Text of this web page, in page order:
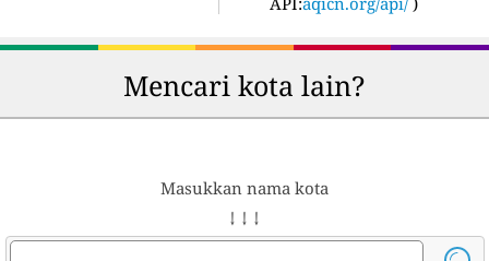
Mencari kota lain?
Masukkan nama kota
↓ ↓ ↓